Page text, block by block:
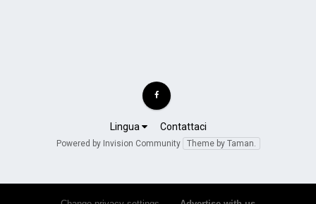
Lingua Contattaci
Powered by Invision Community Theme by Taman.